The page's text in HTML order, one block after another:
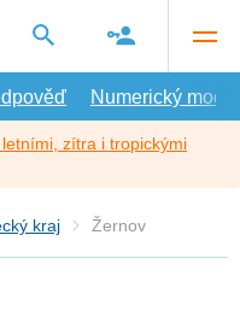
Numerický model
zítra i tropickými
kraj Žernov